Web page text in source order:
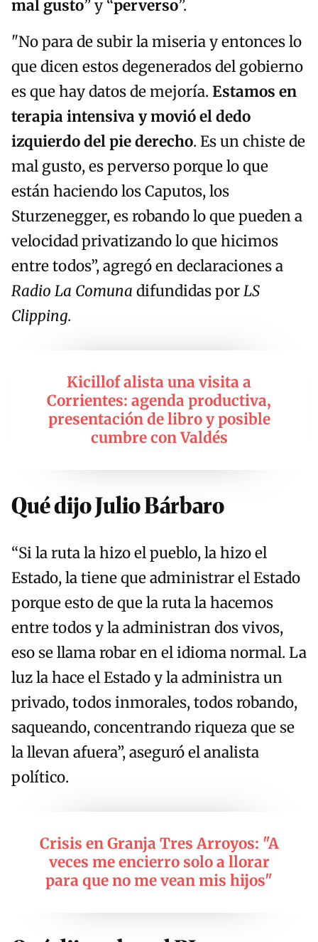
mal gusto” y “perverso”.
"No para de subir la miseria y entonces lo
que dicen estos degenerados del gobierno
es que hay datos de mejoría. Estamos en
terapia intensiva y movió el dedo
izquierdo del pie derecho. Es un chiste de
mal gusto, es perverso porque lo que
están haciendo los Caputos, los
Sturzenegger, es robando lo que pueden a
velocidad privatizando lo que hicimos
entre todos”, agregó en declaraciones a
Radio La Comuna difundidas porLS
Clipping.
Kicillof alista una visita a
Corrientes: agenda productiva,
presentación de libro y posible
cumbre con Valdés
Qué dijo Julio Bárbaro
“Si la ruta la hizo el pueblo, la hizo el
Estado, la tiene que administrar el Estado
porque esto de que la ruta la hacemos
entre todos y la administran dos vivos,
eso se llama robar en el idioma normal. La
luz la hace el Estado y la administra un
privado, todos inmorales, todos robando,
saqueando, concentrando riqueza que se
la llevan afuera”, aseguró el analista
político.
Crisis en Granja Tres Arroyos: "A
veces me encierro solo a llorar
para que no me vean mis hijos"